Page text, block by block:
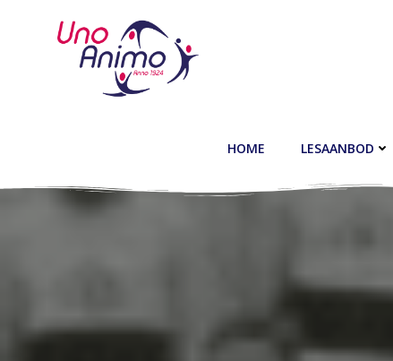
HOME LESAANBOD